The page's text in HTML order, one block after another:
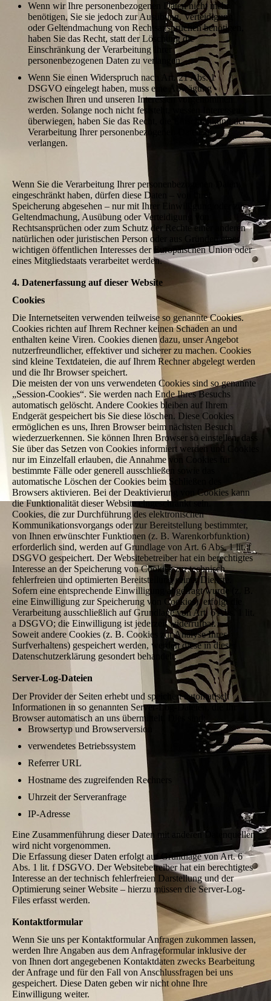
Wenn wir Ihre personenbezogenen Daten nicht mehr
benötigen, Sie sie jedoch zur Ausübung, Verteidigung
oder Geltendmachung von Rechtsansprüchen benötigen,
haben Sie das Recht, statt der Löschung die
Einschränkung der Verarbeitung Ihrer
personenbezogenen Daten zu verlangen.
Wenn Sie einen Widerspruch nach Art. 21 Abs. 1
DSGVO eingelegt haben, muss eine Abwägung
zwischen Ihren und unseren Interessen vorgenommen
werden. Solange noch nicht feststeht, wessen Interessen
überwiegen, haben Sie das Recht, die Einschränkung der
Verarbeitung Ihrer personenbezogenen Daten zu
verlangen.
Wenn Sie die Verarbeitung Ihrer personenbezogenen Daten
eingeschränkt haben, dürfen diese Daten – von ihrer
Speicherung abgesehen – nur mit Ihrer Einwilligung oder zur
Geltendmachung, Ausübung oder Verteidigung von
Rechtsansprüchen oder zum Schutz der Rechte einer anderen
natürlichen oder juristischen Person oder aus Gründen eines
wichtigen öffentlichen Interesses der Europäischen Union oder
eines Mitgliedstaats verarbeitet werden.
4. Datenerfassung auf dieser Website
Cookies
Die Internetseiten verwenden teilweise so genannte Cookies.
Cookies richten auf Ihrem Rechner keinen Schaden an und
enthalten keine Viren. Cookies dienen dazu, unser Angebot
nutzerfreundlicher, effektiver und sicherer zu machen. Cookies
sind kleine Textdateien, die auf Ihrem Rechner abgelegt werden
und die Ihr Browser speichert.
Die meisten der von uns verwendeten Cookies sind so genannte
„Session-Cookies“. Sie werden nach Ende Ihres Besuchs
automatisch gelöscht. Andere Cookies bleiben auf Ihrem
Endgerät gespeichert bis Sie diese löschen. Diese Cookies
ermöglichen es uns, Ihren Browser beim nächsten Besuch
wiederzuerkennen. Sie können Ihren Browser so einstellen, dass
Sie über das Setzen von Cookies informiert werden und Cookies
nur im Einzelfall erlauben, die Annahme von Cookies für
bestimmte Fälle oder generell ausschließen sowie das
automatische Löschen der Cookies beim Schließen des
Browsers aktivieren. Bei der Deaktivierung von Cookies kann
die Funktionalität dieser Website eingeschränkt sein.
Cookies, die zur Durchführung des elektronischen
Kommunikationsvorgangs oder zur Bereitstellung bestimmter,
von Ihnen erwünschter Funktionen (z. B. Warenkorbfunktion)
erforderlich sind, werden auf Grundlage von Art. 6 Abs. 1 lit. f
DSGVO gespeichert. Der Websitebetreiber hat ein berechtigtes
Interesse an der Speicherung von Cookies zur technisch
fehlerfreien und optimierten Bereitstellung seiner Dienste.
Sofern eine entsprechende Einwilligung abgefragt wurde (z. B.
eine Einwilligung zur Speicherung von Cookies), erfolgt die
Verarbeitung ausschließlich auf Grundlage von Art. 6 Abs. 1 lit.
a DSGVO; die Einwilligung ist jederzeit widerrufbar.
Soweit andere Cookies (z. B. Cookies zur Analyse Ihres
Surfverhaltens) gespeichert werden, werden diese in dieser
Datenschutzerklärung gesondert behandelt.
Server-Log-Dateien
Der Provider der Seiten erhebt und speichert automatisch
Informationen in so genannten Server-Log-Dateien, die Ihr
Browser automatisch an uns übermittelt. Dies sind:
Browsertyp und Browserversion
verwendetes Betriebssystem
Referrer URL
Hostname des zugreifenden Rechners
Uhrzeit der Serveranfrage
IP-Adresse
Eine Zusammenführung dieser Daten mit anderen Datenquellen
wird nicht vorgenommen.
Die Erfassung dieser Daten erfolgt auf Grundlage von Art. 6
Abs. 1 lit. f DSGVO. Der Websitebetreiber hat ein berechtigtes
Interesse an der technisch fehlerfreien Darstellung und der
Optimierung seiner Website – hierzu müssen die Server-Log-
Files erfasst werden.
Kontaktformular
Wenn Sie uns per Kontaktformular Anfragen zukommen lassen,
werden Ihre Angaben aus dem Anfrageformular inklusive der
von Ihnen dort angegebenen Kontaktdaten zwecks Bearbeitung
der Anfrage und für den Fall von Anschlussfragen bei uns
gespeichert. Diese Daten geben wir nicht ohne Ihre
Einwilligung weiter.